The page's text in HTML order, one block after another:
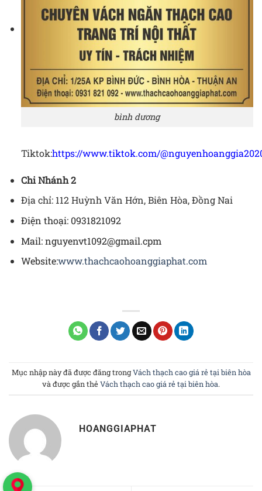
bình dương
Tiktok:https://www.tiktok.com/@nguyenhoanggia
Chi Nhánh 2
Địa chỉ: 112 Huỳnh Văn Hớn, Biên Hòa, Đồng Nai
Điện thoại: 0931821092
Mail: nguyenvt1092@gmail.cpm
Website:www.thachcaohoanggiaphat.com
Mục nhập này đã được đăng trongVách thạch cao giá rẻ tại biên hòa
và được gắn thẻ Vách thạch cao giá rẻ tại biên hòa.
HOANGGIAPHAT